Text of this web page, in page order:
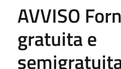
AVVISO
gratuita e